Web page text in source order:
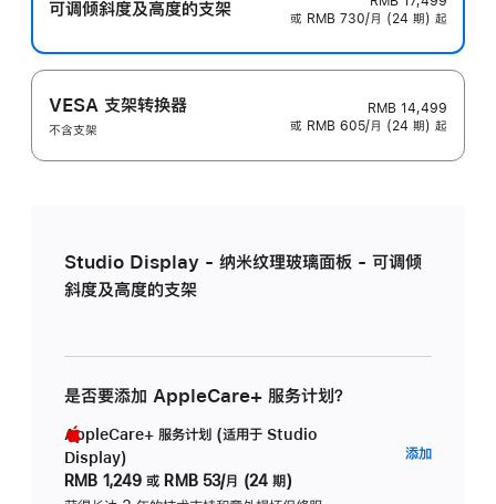
可调倾斜度及高‍度的支‍架
或 RMB 730/月 (24 期) 起
VESA 支架转换器
不含支架
RMB 14,499
或 RMB 605/月 (24 期) 起
Studio Display - 纳米纹理玻璃面板 - 可调倾
斜度及高度的支架
是否要添加 AppleCare+ 服务计划？
AppleCare+ 服务计划 (适用于 Studio
Display)
RMB 1,249 或 RMB 53/月 (24 期)
添加